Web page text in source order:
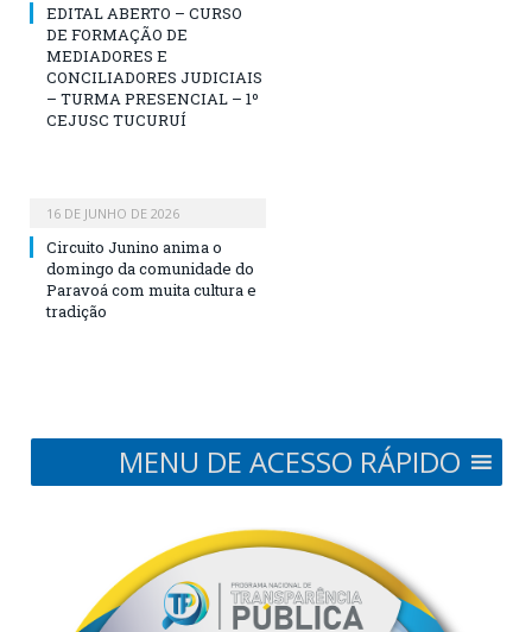
EDITAL ABERTO – CURSO
DE FORMAÇÃO DE
MEDIADORES E
CONCILIADORES JUDICIAIS
– TURMA PRESENCIAL – 1º
CEJUSC TUCURUÍ
16 DE JUNHO DE 2026
Circuito Junino anima o
domingo da comunidade do
Paravoá com muita cultura e
tradição
MENU DE ACESSO RÁPIDO